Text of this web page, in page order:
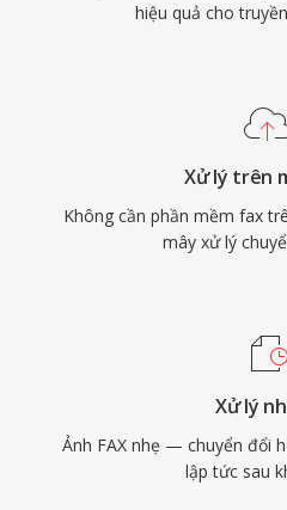
hiệu quả cho
Xử lý trên
Không cần phần mềm fax
mây xử lý
Xử lý
Ảnh FAX nhẹ — chuyển đổi
lập tức sau